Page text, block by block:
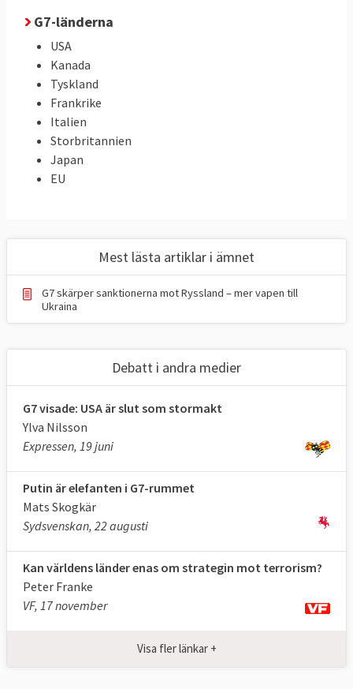
G7-länderna
USA
Kanada
Tyskland
Frankrike
Italien
Storbritannien
Japan
EU
Mest lästa artiklar i ämnet
G7 skärper sanktionerna mot Ryssland – mer vapen till
Ukraina
Debatt i andra medier
G7 visade: USA är slut som stormakt
Ylva Nilsson
Expressen, 19 juni
Putin är elefanten i G7-rummet
Mats Skogkär
Sydsvenskan, 22 augusti
Kan världens länder enas om strategin mot terrorism?
Peter Franke
VF, 17 november
Visa fler länkar +